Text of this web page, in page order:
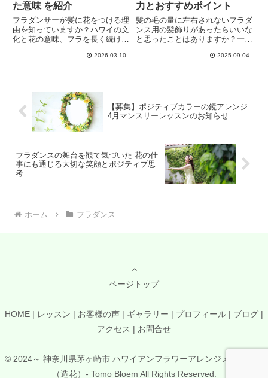
た意味 を紹介
フラダンサーが髪に花をつける理
由を知っていますか？ハワイの文
化と花の意味、フラを長く続けて
サーの視点でフラにとって花がど
2026.03.10
力とおすすめポイント
髪の毛の量に左右されないフラダ
ンス用の髪飾りがあったらいいな
と思ったことはありますか？一般
の少ない人には難しいクリップタ
2025.09.04
【募集】ポジティブカラーの鏡アレンジ
4月マンスリーレッスンのお知らせ
フラダンスの舞台を観て気づいた 花の仕
事にも通じる大切な笑顔とポジティブ思
考
ホーム フラダンス
ページトップ
HOME | レッスン | お客様の声 | ギャラリー | プロフィール | ブログ |
アクセス | お問合せ
© 2024～ 神奈川県茅ヶ崎市 ハワイアンフラワーアレンジメント教室
（造花）- Tomo Bloem All Rights Reserved.